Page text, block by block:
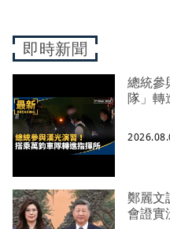
即時新聞
總統
隊」轉
鄭麗
會證實